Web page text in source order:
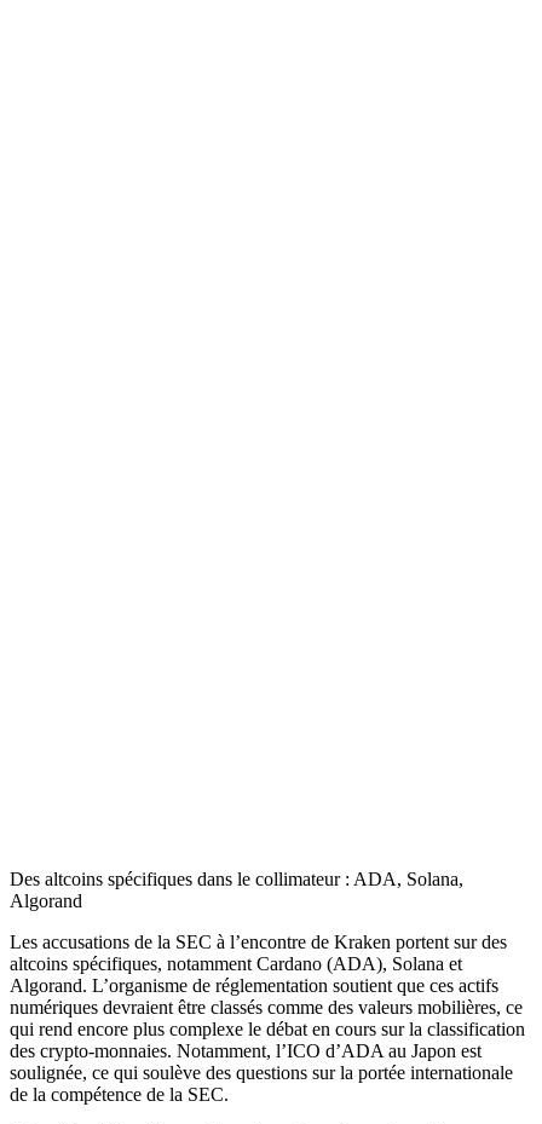
Des altcoins spécifiques dans le collimateur : ADA, Solana,
Algorand
Les accusations de la SEC à l’encontre de Kraken portent sur des
altcoins spécifiques, notamment Cardano (ADA), Solana et
Algorand. L’organisme de réglementation soutient que ces actifs
numériques devraient être classés comme des valeurs mobilières, ce
qui rend encore plus complexe le débat en cours sur la classification
des crypto-monnaies. Notamment, l’ICO d’ADA au Japon est
soulignée, ce qui soulève des questions sur la portée internationale
de la compétence de la SEC.